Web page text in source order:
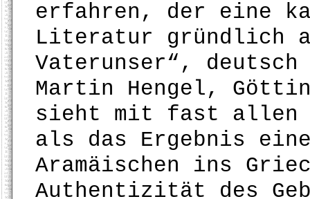
erfahren, der eine
Literatur gründlich
Vaterunser“,
Martin Hengel,
sieht mit fast allen
als das Ergebnis
Aramäischen ins
Authentizität des